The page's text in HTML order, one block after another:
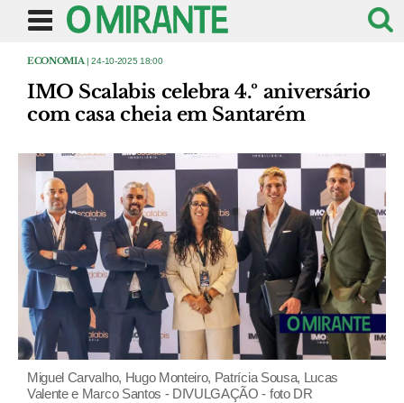
ECONOMIA | 24-10-2025 18:00
IMO Scalabis celebra 4.º aniversário
com casa cheia em Santarém
Miguel Carvalho, Hugo Monteiro, Patrícia Sousa, Lucas
Valente e Marco Santos - DIVULGAÇÃO - foto DR